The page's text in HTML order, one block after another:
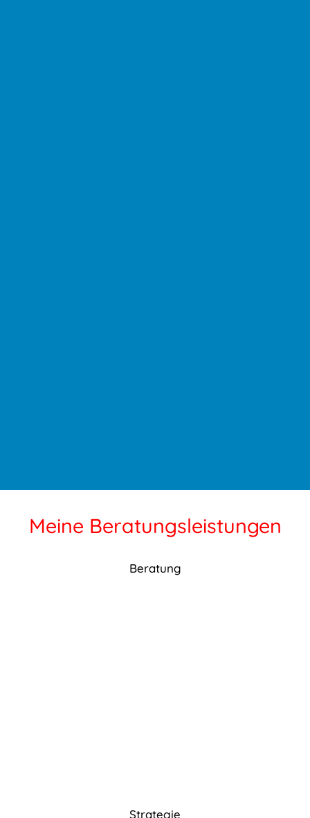
Meine Beratungsleistungen
Beratung
Strategie